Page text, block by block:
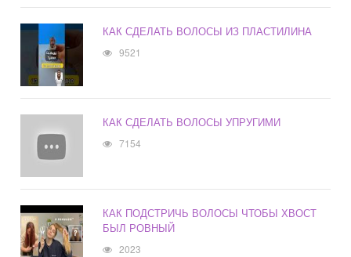
КАК СДЕЛАТЬ ВОЛОСЫ ИЗ ПЛАСТИЛИНА
9521
КАК СДЕЛАТЬ ВОЛОСЫ УПРУГИМИ
7154
КАК ПОДСТРИЧЬ ВОЛОСЫ ЧТОБЫ ХВОСТ
БЫЛ РОВНЫЙ
2023